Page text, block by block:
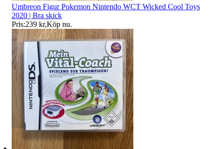
Umbreon Figur Pokemon Nintendo WCT Wicked Cool Toys
2020 | Bra skick
Pris:239 kr,Köp nu.